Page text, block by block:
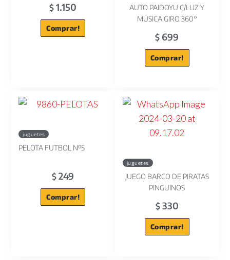
$ 1.150
Comprar!
AUTO PAIDOYU C/LUZ Y
MÚSICA GIRO 360°
$ 699
Comprar!
juguetes
PELOTA FUTBOL Nº5
$ 249
Comprar!
juguetes
JUEGO BARCO DE PIRATAS
PINGUINOS
$330
Comprar!